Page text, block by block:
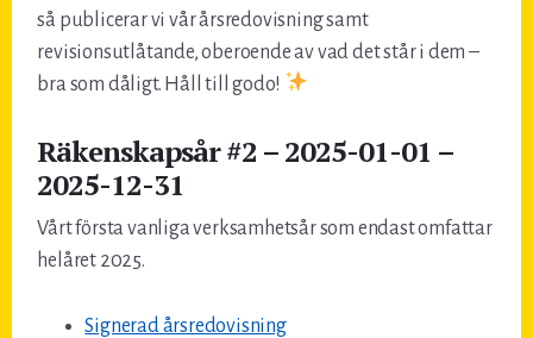
så publicerar vi vår årsredovisning samt
revisionsutlåtande, oberoende av vad det står i dem –
bra som dåligt. Håll till godo!
Räkenskapsår #2 – 2025-01-01 –
2025-12-31
Vårt första vanliga verksamhetsår som endast omfattar
helåret 2025.
Signerad årsredovisning